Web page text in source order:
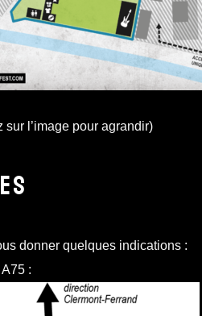
sur l’image pour agrandir)
donner quelques indications :
: